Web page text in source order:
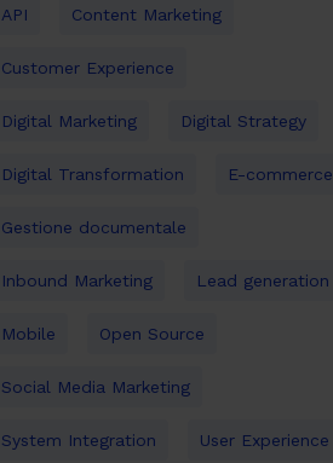
API Content Marketing
Customer Experience
Digital Marketing Digital Strategy
Digital Transformation E-commerce
Gestione documentale
Inbound Marketing Lead generation
Mobile Open Source
Social Media Marketing
System Integration User Experience